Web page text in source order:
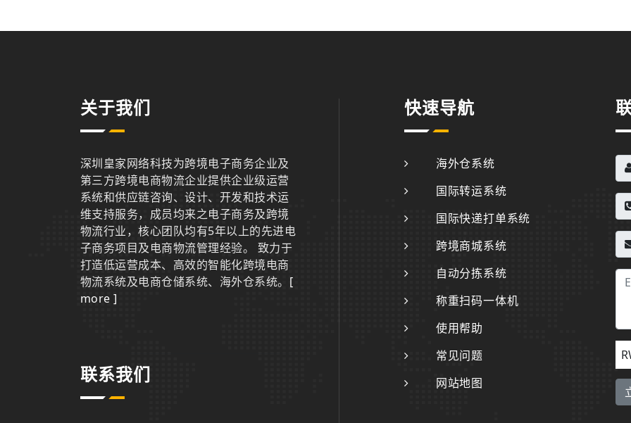
关于我们
深圳皇家网络科技为跨境电子商务企业及
第三方跨境电商物流企业提供企业级运营
系统和供应链咨询、设计、开发和技术运
维支持服务，成员均来之电子商务及跨境
物流行业，核心团队均有5年以上的先进电
子商务项目及电商物流管理经验。 致力于
打造低运营成本、高效的智能化跨境电商
物流系统及电商仓储系统、海外仓系统。 [
more ]
联系我们
快速导航
海外仓系统
国际转运系统
国际快递打单系统
跨境商城系统
自动分拣系统
称重扫码一体机
使用帮助
常见问题
网站地图